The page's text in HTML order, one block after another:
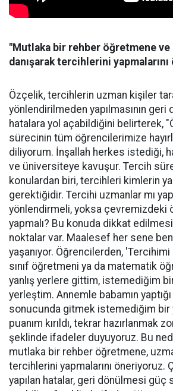
"Mutlaka bir rehber öğretmene ve
danışarak tercihlerini
Özçelik, tercihlerin uzman kişiler
yönlendirilmeden yapılmasının
hatalara yol açabildiğini belirterek,
sürecinin tüm öğrencilerimize
diliyorum. İnşallah herkes istediği,
ve üniversiteye kavuşur. Tercih
konulardan biri, tercihleri kimlerin
gerektiğidir. Tercihi uzmanlar mı
yönlendirmeli, yoksa çevremizdeki
yapmalı? Bu konuda dikkat
noktalar var. Maalesef her sene
yaşanıyor. Öğrencilerden,
sınıf öğretmeni ya da matematik
yanlış yerlere gittim, istemediğim
yerleştim. Annemle babamın
sonucunda gitmek istemediğim bir
puanım kırıldı, tekrar hazırlanmak
şeklinde ifadeler duyuyoruz. Bu
mutlaka bir rehber öğretmene,
tercihlerini yapmalarını öneriyoruz.
yapılan hatalar, geri dönülmesi güç